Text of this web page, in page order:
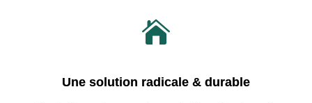

Une solution radicale & durable